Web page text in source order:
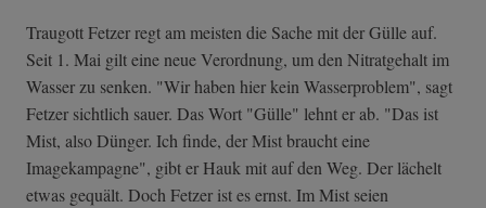
Traugott Fetzer regt am meisten die Sache mit der Gülle auf.
Seit 1. Mai gilt eine neue Verordnung, um den Nitratgehalt im
Wasser zu senken. "Wir haben hier kein Wasserproblem", sagt
Fetzer sichtlich sauer. Das Wort "Gülle" lehnt er ab. "Das ist
Mist, also Dünger. Ich finde, der Mist braucht eine
Imagekampagne", gibt er Hauk mit auf den Weg. Der lächelt
etwas gequält. Doch Fetzer ist es ernst. Im Mist seien